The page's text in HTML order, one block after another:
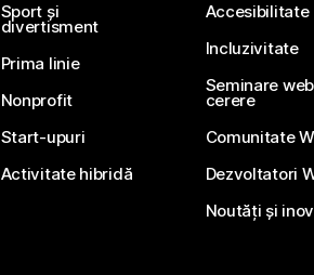
Sport și
divertisment
Prima linie
Nonprofit
Start-upuri
Activitate hibridă
Accesibilitate
Incluzivitate
Seminare
cerere
Comunitate
Dezvoltatori
Noutăți și